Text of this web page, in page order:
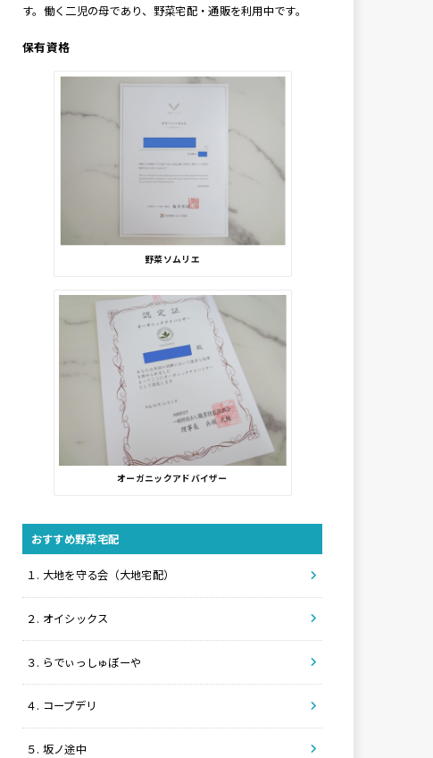
す。働く二児の母であり、野菜宅配・通販を利用中です。
保有資格
野菜ソムリエ
オーガニックアドバイザー
おすすめ野菜宅配
１. 大地を守る会（大地宅配）
２. オイシックス
３. らでぃっしゅぼーや
４. コープデリ
５. 坂ノ途中